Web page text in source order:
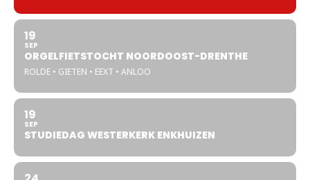
19
SEP
ORGELFIETSTOCHT NOORDOOST-DRENTHE
ROLDE • GIETEN • EEXT • ANLOO
19
SEP
STUDIEDAG WESTERKERK ENKHUIZEN